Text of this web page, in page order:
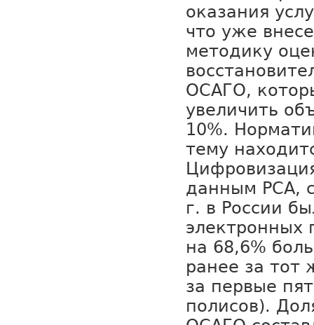
оказания
что уже
методику
ОСАГО,
увеличить
10%.
тему
данным РСА,
г. в России
электронных
на 68,6%
ранее за тот
за первые
полисов).